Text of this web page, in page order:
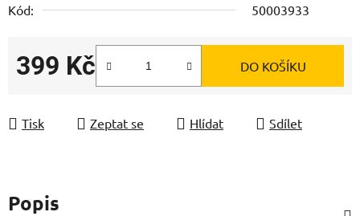
Kód:
50003933
399 Kč DO KOŠÍKU
Tisk Zeptat se Hlídat Sdílet
Popis